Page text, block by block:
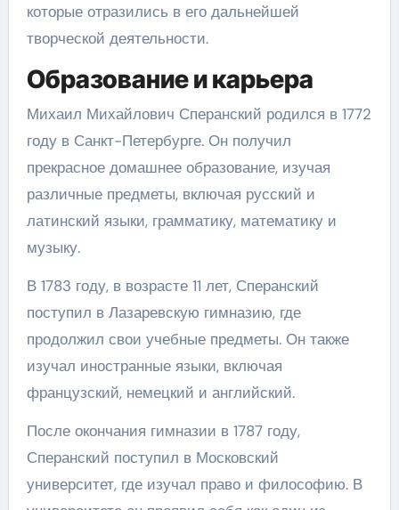
которые отразились в его дальнейшей
творческой деятельности.
Образование и карьера
Михаил Михайлович Сперанский родился в 1772
году в Санкт-Петербурге. Он получил
прекрасное домашнее образование, изучая
различные предметы, включая русский и
латинский языки, грамматику, математику и
музыку.
В 1783 году, в возрасте 11 лет, Сперанский
поступил в Лазаревскую гимназию, где
продолжил свои учебные предметы. Он также
изучал иностранные языки, включая
французский, немецкий и английский.
После окончания гимназии в 1787 году,
Сперанский поступил в Московский
университет, где изучал право и философию. В